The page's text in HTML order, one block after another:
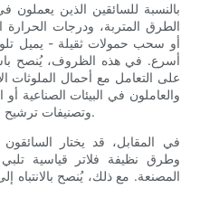
بالنسبة للسائقين الذين
الطرق المتربة، ودرجات الحرارة
أو سحب حمولات ثقيلة - يميل
أسرع. في هذه الظروف، يُنصح
على التعامل مع أحمال الملوثات
والعاملون في البيئات الصناعية
وتصنيفات ترشيح أعلى نظرًا لارتفاع مستويات الأوساخ.
في المقابل، قد يختار
وطرق نظيفة فلاتر قياسية
المصنعة. مع ذلك، يُنصح بالانتباه